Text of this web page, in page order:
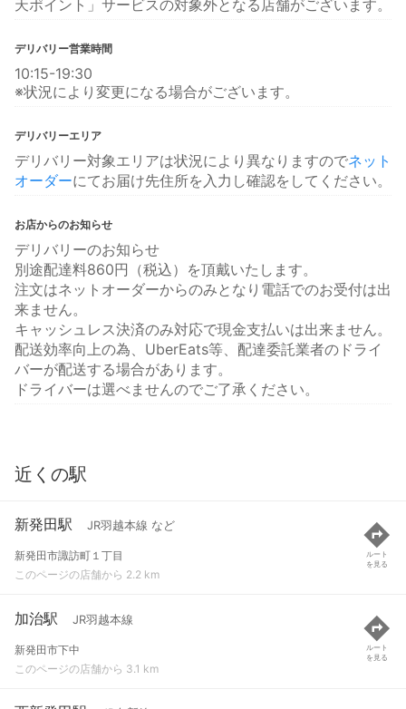
天ポイント」サービスの対象外となる店舗がございます。
デリバリー営業時間
10:15-19:30
※状況により変更になる場合がございます。
デリバリーエリア
デリバリー対象エリアは状況により異なりますのでネット
オーダーにてお届け先住所を入力し確認をしてください。
お店からのお知らせ
デリバリーのお知らせ
別途配達料860円（税込）を頂戴いたします。
注文はネットオーダーからのみとなり電話でのお受付は出
来ません。
キャッシュレス決済のみ対応で現金支払いは出来ません。
配送効率向上の為、UberEats等、配達委託業者のドライ
バーが配送する場合があります。
ドライバーは選べませんのでご了承ください。
近くの駅
新発田駅 JR羽越本線 など
新発田市諏訪町１丁目
このページの店舗から 2.2 km
ルート
を見る
加治駅 JR羽越本線
新発田市下中
このページの店舗から 3.1 km
ルート
を見る